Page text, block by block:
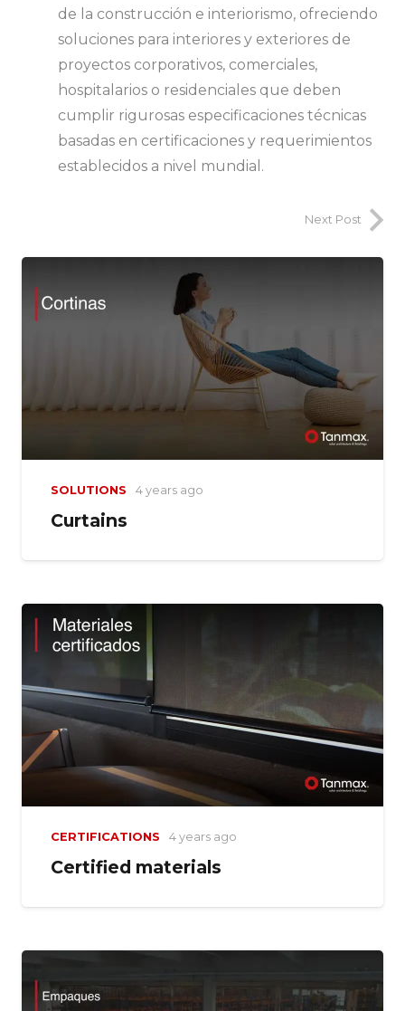
de la construcción e interiorismo, ofreciendo
soluciones para interiores y exteriores de
proyectos corporativos, comerciales,
hospitalarios o residenciales que deben
cumplir rigurosas especificaciones técnicas
basadas en certificaciones y requerimientos
establecidos a nivel mundial.
Next Post
SOLUTIONS 4 years ago
Curtains
CERTIFICATIONS 4 years ago
Certified materials